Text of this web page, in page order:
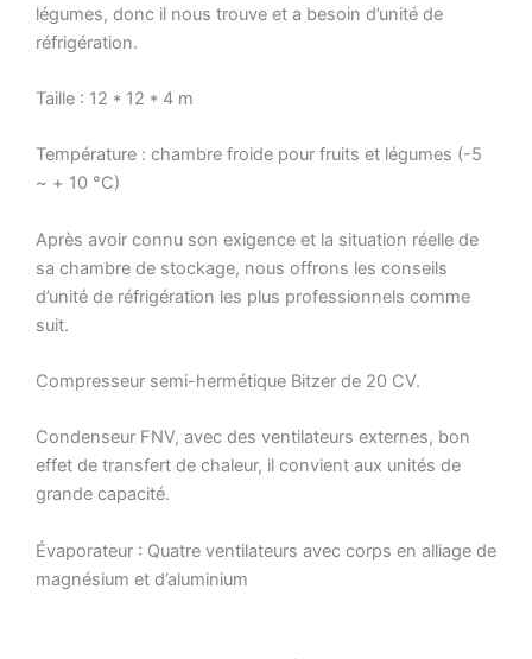
légumes, donc il nous trouve et a besoin d’unité de
réfrigération.
Taille : 12 * 12 * 4 m
Température : chambre froide pour fruits et légumes (-5
~ + 10 °C)
Après avoir connu son exigence et la situation réelle de
sa chambre de stockage, nous offrons les conseils
d’unité de réfrigération les plus professionnels comme
suit.
Compresseur semi-hermétique Bitzer de 20 CV.
Condenseur FNV, avec des ventilateurs externes, bon
effet de transfert de chaleur, il convient aux unités de
grande capacité.
Évaporateur : Quatre ventilateurs avec corps en alliage de
magnésium et d’aluminium